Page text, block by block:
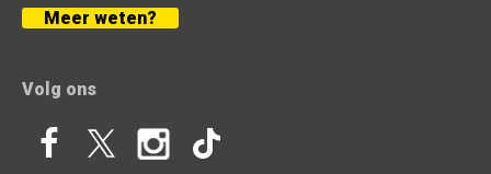
Meer weten?
Volg ons